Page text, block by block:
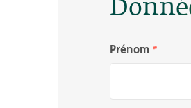
Prénom